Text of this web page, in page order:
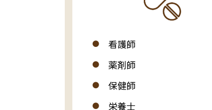
看護師
薬剤師
保健師
栄養士